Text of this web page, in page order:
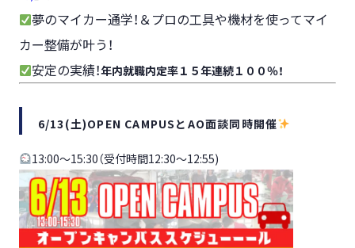
夢のマイカー通学！＆プロの工具や機材を使ってマイ
カー整備が叶う！
安定の実績！年内就職内定率１５年連続１００％！
6/13(土)OPEN CAMPUSとAO面談同時開催
13:00～15:30（受付時間12:30～12:55)